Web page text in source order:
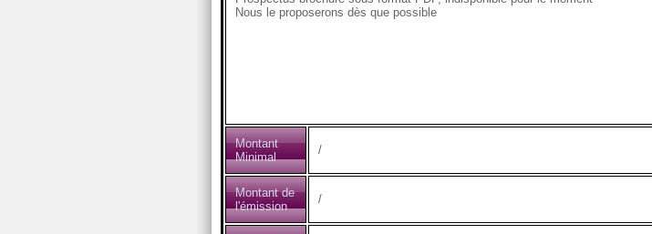
Nous le proposerons dès que possible
Montant
Minimal
/
Montant de
l'émission
/